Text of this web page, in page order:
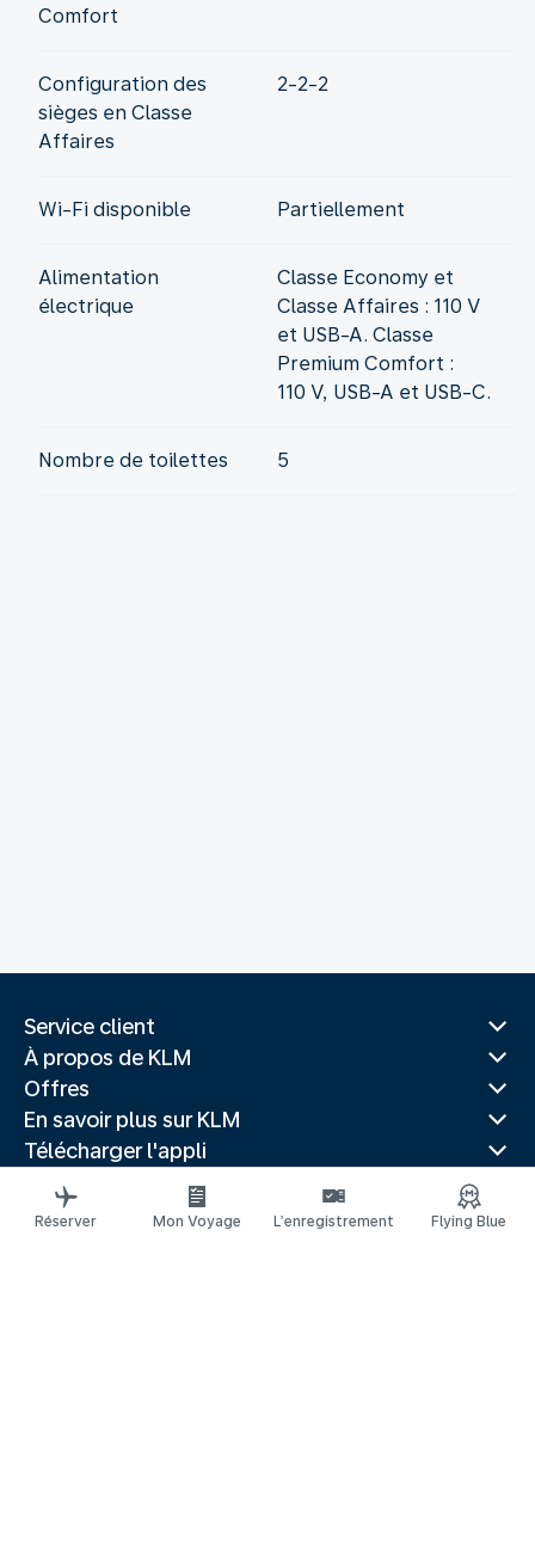
Comfort
Configuration des
sièges en Classe
Affaires
2-2-2
Wi-Fi disponible Partiellement
Alimentation
électrique
Classe Economy et
Classe Affaires : 110 V
et USB-A. Classe
Premium Comfort :
110 V, USB-A et USB-C.
Nombre de toilettes 5
Service client
À propos de KLM
Offres
En savoir plus sur KLM
Télécharger l'appli
Sites Web associés
Guides de voyage
Réserver Mon Voyage L’enregistrement Flying Blue